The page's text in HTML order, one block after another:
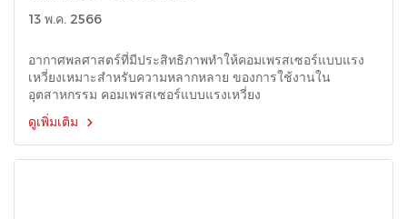
13 พ.ค. 2566
อากาศพลศาสตร์ที่มีประสิทธิภาพทําให้คอมเพรสเซอร์แบบแรง
เหวี่ยงเหมาะสําหรับความหลากหลาย ของการใช้งานใน
อุตสาหกรรม คอมเพรสเซอร์แบบแรงเหวี่ยง
ดูเพิ่มเติม